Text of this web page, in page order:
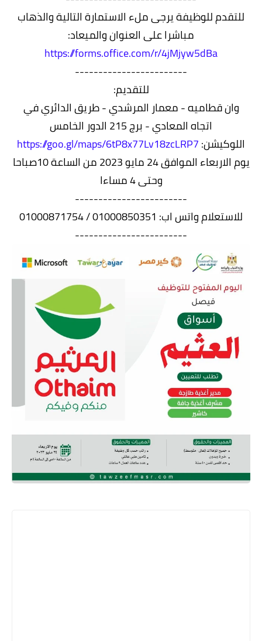
للتقدم للوظيفة يرجى ملء الاستمارة التالية والذهاب
مباشرا على العنوان والميعاد:
https://forms.office.com/r/4jMjyw5dBa
------------------------
للتقديم:
وان قطاميه - معمار المرشدي - طريق الدائري في
اتجاه المعادي - برج 215 الدور الخامس
اللوكيشن:https://goo.gl/maps/6tP8x77Lv18zcLRP7
يوم الاربعاء الموافق 24 مايو 2023 من الساعة 10صباحا
وحتى 4 مساءا
------------------------
للاستعلام واتس اب: 01000850351 / 01000871754
------------------------